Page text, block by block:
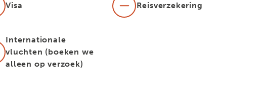
Visa Reisverzekering
Internationale
vluchten (boeken we
alleen op verzoek)